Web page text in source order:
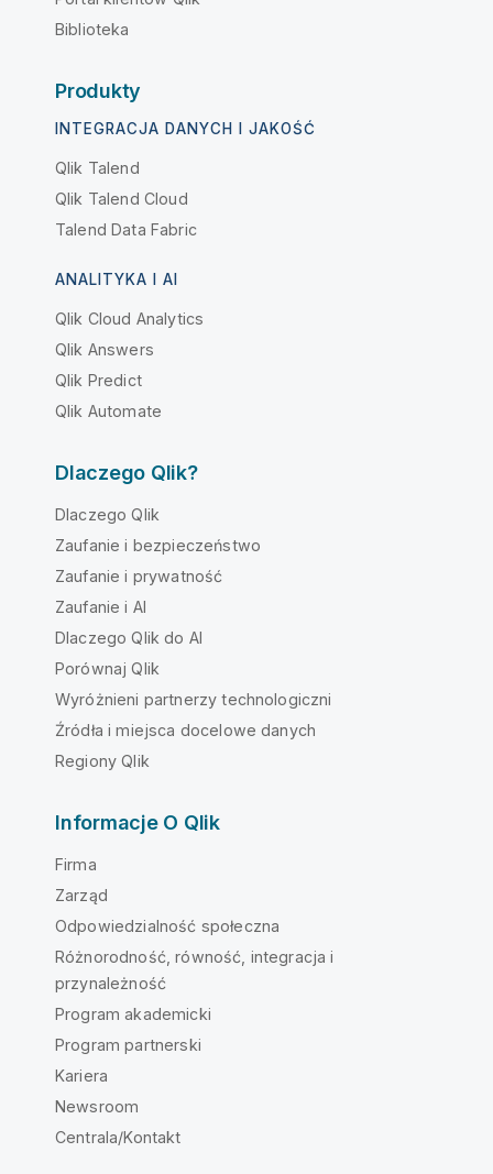
Biblioteka
Produkty
INTEGRACJA DANYCH I JAKOŚĆ
Qlik Talend
Qlik Talend Cloud
Talend Data Fabric
ANALITYKA I AI
Qlik Cloud Analytics
Qlik Answers
Qlik Predict
Qlik Automate
Dlaczego Qlik?
Dlaczego Qlik
Zaufanie i bezpieczeństwo
Zaufanie i prywatność
Zaufanie i AI
Dlaczego Qlik do AI
Porównaj Qlik
Wyróżnieni partnerzy technologiczni
Źródła i miejsca docelowe danych
Regiony Qlik
Informacje O Qlik
Firma
Zarząd
Odpowiedzialność społeczna
Różnorodność, równość, integracja i
przynależność
Program akademicki
Program partnerski
Kariera
Newsroom
Centrala/Kontakt